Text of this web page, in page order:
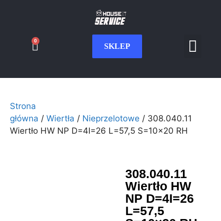
SKLEP
0
Strona
główna / Wiertła / Nieprzelotowe / 308.040.11
Wiertło HW NP D=4I=26 L=57,5 S=10×20 RH
308.040.11
Wiertło HW
NP D=4I=26
L=57,5